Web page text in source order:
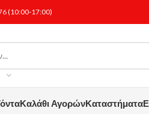
(10:00-17:00)
Καλάθι ΑγορώνΚαταστήματα